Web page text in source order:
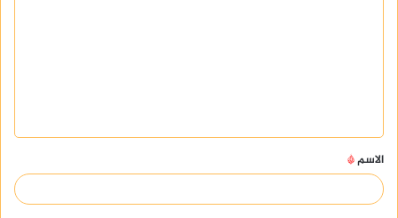
ق
*
الاسم*